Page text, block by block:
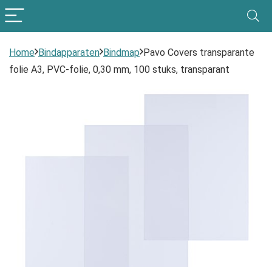
Home Bindapparaten Bindmap Pavo Covers transparante
folie A3, PVC-folie, 0,30 mm, 100 stuks, transparant